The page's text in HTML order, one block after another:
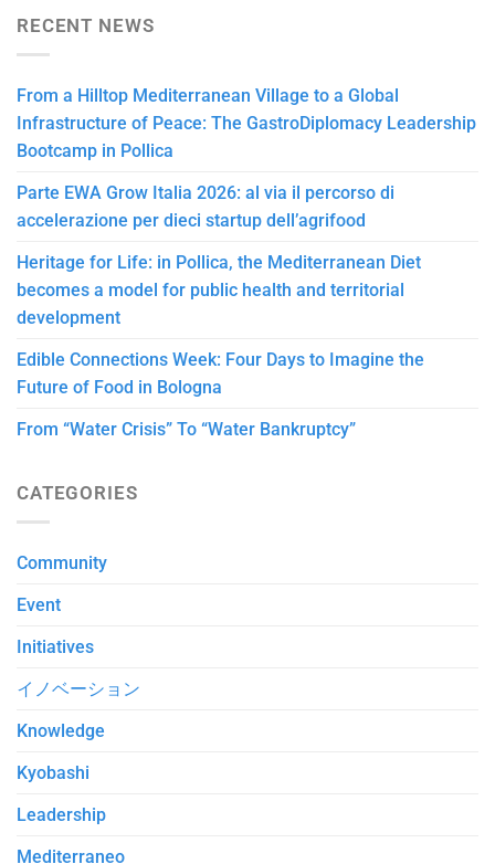
RECENT NEWS
From a Hilltop Mediterranean Village to a Global
Infrastructure of Peace: The GastroDiplomacy Leadership
Bootcamp in Pollica
Parte EWA Grow Italia 2026: al via il percorso di
accelerazione per dieci startup dell’agrifood
Heritage for Life: in Pollica, the Mediterranean Diet
becomes a model for public health and territorial
development
Edible Connections Week: Four Days to Imagine the
Future of Food in Bologna
From “Water Crisis” To “Water Bankruptcy”
CATEGORIES
Community
Event
Initiatives
イノベーション
Knowledge
Kyobashi
Leadership
Mediterraneo